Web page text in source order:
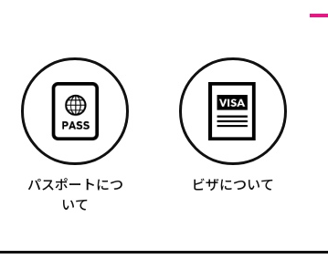
パスポートにつ
いて
ビザについて